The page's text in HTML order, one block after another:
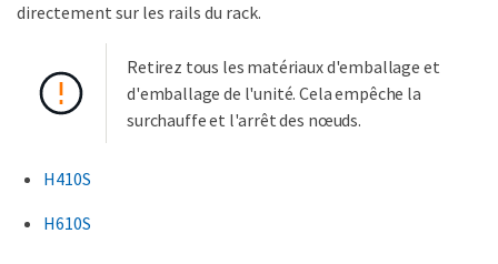
directement sur les rails du rack.
Retirez tous les matériaux d'emballage et
d'emballage de l'unité. Cela empêche la
surchauffe et l'arrêt des nœuds.
H410S
H610S